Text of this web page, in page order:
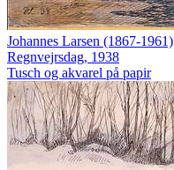
Johannes Larsen (1867-1961)
Regnvejrsdag, 1938
Tusch og akvarel på papir